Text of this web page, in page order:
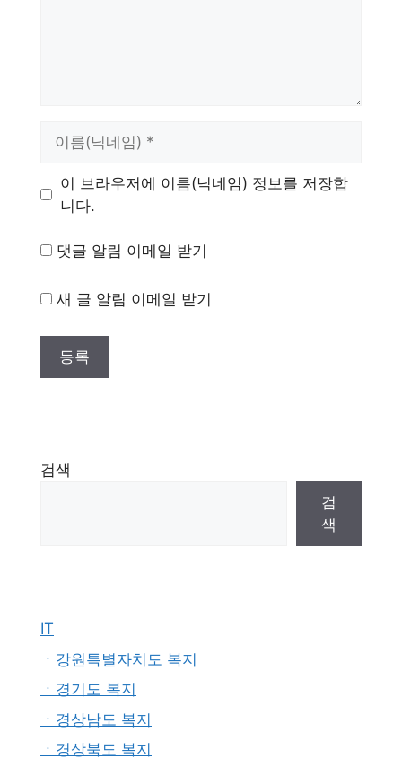
이 브라우저에 이름(닉네임) 정보를 저장합
니다.
댓글 알림 이메일 받기
새 글 알림 이메일 받기
검색
검
색
IT
ㆍ강원특별자치도 복지
ㆍ경기도 복지
ㆍ경상남도 복지
ㆍ경상북도 복지